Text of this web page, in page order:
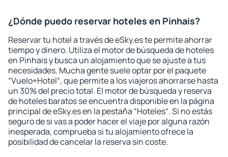
¿Dónde puedo reservar hoteles en Pinhais?
Reservar tu hotel a través de eSky.es te permite ahorrar
tiempo y dinero. Utiliza el motor de búsqueda de hoteles
en Pinhais y busca un alojamiento que se ajuste a tus
necesidades. Mucha gente suele optar por el paquete
“Vuelo+Hotel“, que permite a los viajeros ahorrarse hasta
un 30% del precio total. El motor de búsqueda y reserva
de hoteles baratos se encuentra disponible en la página
principal de eSky.es en la pestaña “Hoteles“. Si no estás
seguro de si vas a poder hacer el viaje por alguna razón
inesperada, comprueba si tu alojamiento ofrece la
posibilidad de cancelar la reserva sin coste.